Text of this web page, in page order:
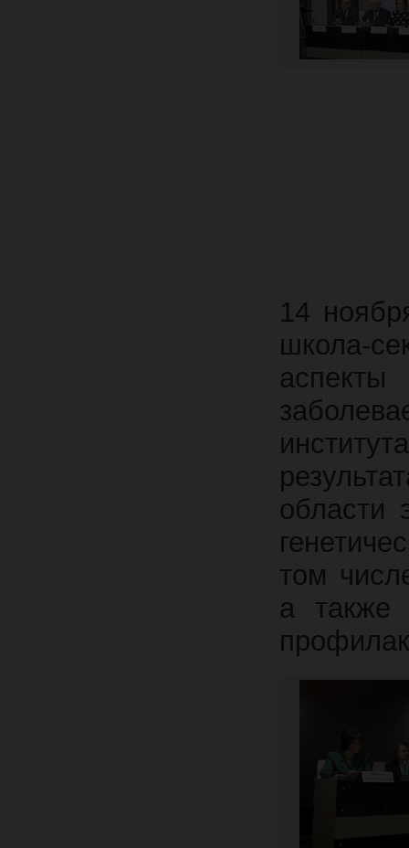
14
школа-
области
том
а также